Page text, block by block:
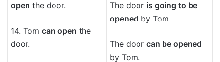
open the door.
14. Tomcan open the
door.
The door is going to be
opened by Tom.
The doorcan be opened
by Tom.